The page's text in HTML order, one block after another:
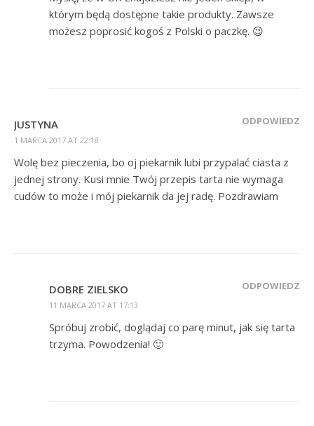
którym będą dostępne takie produkty. Zawsze
możesz poprosić kogoś z Polski o paczkę. 😉
JUSTYNA
1 MARCA 2017 AT 22:18
ODPOWIEDZ
Wolę bez pieczenia, bo oj piekarnik lubi przypalać ciasta z
jednej strony. Kusi mnie Twój przepis tarta nie wymaga
cudów to może i mój piekarnik da jej radę. Pozdrawiam
DOBRE ZIELSKO
11 MARCA 2017 AT 17:13
ODPOWIEDZ
Spróbuj zrobić, doglądaj co parę minut, jak się tarta
trzyma. Powodzenia! 🙂